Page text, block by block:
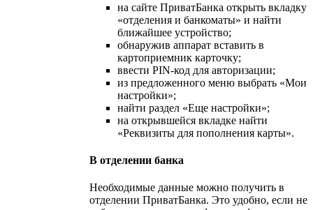
на сайте ПриватБанка открыть вкладку
«отделения и банкоматы» и найти
ближайшее устройство;
обнаружив аппарат вставить в
картоприемник карточку;
ввести PIN-код для авторизации;
из предложенного меню выбрать «Мои
настройки»;
найти раздел «Еще настройки»;
на открывшейся вкладке найти
«Реквизиты для пополнения карты».
В отделении банка
Необходимые данные можно получить в
отделении ПриватБанка. Это удобно, если не